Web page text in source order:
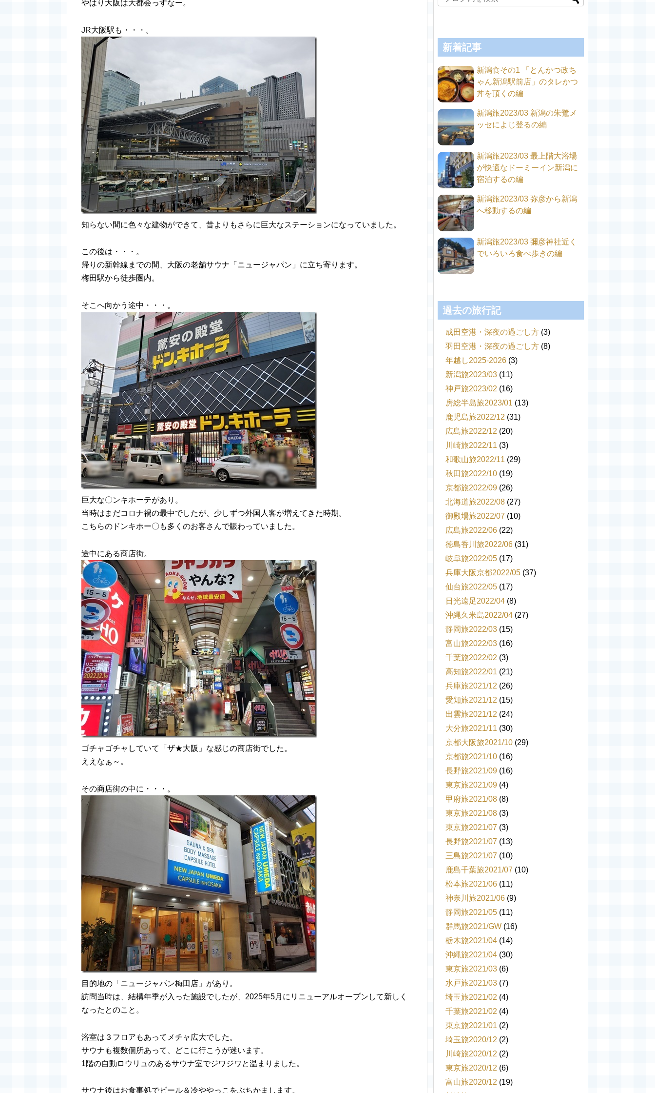
やはり大阪は大都会っすなー。
JR大阪駅も・・・。
知らない間に色々な建物ができて、昔よりもさらに巨大なステーションになっていました。
この後は・・・。
帰りの新幹線までの間、大阪の老舗サウナ「ニュージャパン」に立ち寄ります。
梅田駅から徒歩圏内。
そこへ向かう途中・・・。
巨大な〇ンキホーテがあり。
当時はまだコロナ禍の最中でしたが、少しずつ外国人客が増えてきた時期。
こちらのドンキホー〇も多くのお客さんで賑わっていました。
途中にある商店街。
ゴチャゴチャしていて「ザ★大阪」な感じの商店街でした。
ええなぁ～。
その商店街の中に・・・。
目的地の「ニュージャパン梅田店」があり。
訪問当時は、結構年季が入った施設でしたが、2025年5月にリニューアルオープンして新しく
なったとのこと。
浴室は３フロアもあってメチャ広大でした。
サウナも複数個所あって、どこに行こうが迷います。
1階の自動ロウリュのあるサウナ室でジワジワと温まりました。
サウナ後はお食事処でビール＆冷ややっこをぶちかまします。
新着記事
新潟食その1 「とんかつ政ち
ゃん新潟駅前店」のタレかつ
丼を頂くの編
新潟旅2023/03 新潟の朱鷺メ
ッセによじ登るの編
新潟旅2023/03 最上階大浴場
が快適なドーミーイン新潟に
宿泊するの編
新潟旅2023/03 弥彦から新潟
へ移動するの編
新潟旅2023/03 彌彦神社近く
でいろいろ食べ歩きの編
過去の旅行記
成田空港・深夜の過ごし方 (3)
羽田空港・深夜の過ごし方 (8)
年越し2025-2026 (3)
新潟旅2023/03 (11)
神戸旅2023/02 (16)
房総半島旅2023/01 (13)
鹿児島旅2022/12 (31)
広島旅2022/12 (20)
川崎旅2022/11 (3)
和歌山旅2022/11 (29)
秋田旅2022/10 (19)
京都旅2022/09 (26)
北海道旅2022/08 (27)
御殿場旅2022/07 (10)
広島旅2022/06 (22)
徳島香川旅2022/06 (31)
岐阜旅2022/05 (17)
兵庫大阪京都2022/05 (37)
仙台旅2022/05 (17)
日光遠足2022/04 (8)
沖縄久米島2022/04 (27)
静岡旅2022/03 (15)
富山旅2022/03 (16)
千葉旅2022/02 (3)
高知旅2022/01 (21)
兵庫旅2021/12 (26)
愛知旅2021/12 (15)
出雲旅2021/12 (24)
大分旅2021/11 (30)
京都大阪旅2021/10 (29)
京都旅2021/10 (16)
長野旅2021/09 (16)
東京旅2021/09 (4)
甲府旅2021/08 (8)
東京旅2021/08 (3)
東京旅2021/07 (3)
長野旅2021/07 (13)
三島旅2021/07 (10)
鹿島千葉旅2021/07 (10)
松本旅2021/06 (11)
神奈川旅2021/06 (9)
静岡旅2021/05 (11)
群馬旅2021/GW (16)
栃木旅2021/04 (14)
沖縄旅2021/04 (30)
東京旅2021/03 (6)
水戸旅2021/03 (7)
埼玉旅2021/02 (4)
千葉旅2021/02 (4)
東京旅2021/01 (2)
埼玉旅2020/12 (2)
川崎旅2020/12 (2)
東京旅2020/12 (6)
富山旅2020/12 (19)